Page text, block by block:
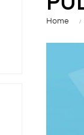
Home